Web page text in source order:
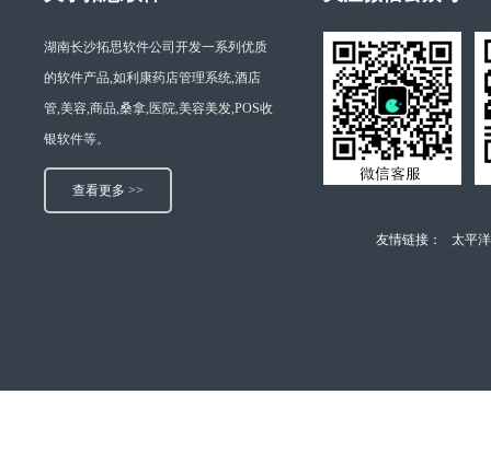
湖南长沙拓思软件公司开发一系列优质
的软件产品,如利康药店管理系统,酒店
管,美容,商品,桑拿,医院,美容美发,POS收
银软件等。
查看更多 >>
友情链接： 太平